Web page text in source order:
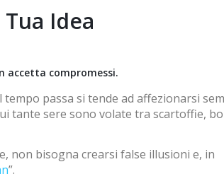
Idea
accetta compromessi.
passa si tende ad affezionarsi
tante sere sono volate tra scartoffie,
non bisogna crearsi false illusioni e, in
”.